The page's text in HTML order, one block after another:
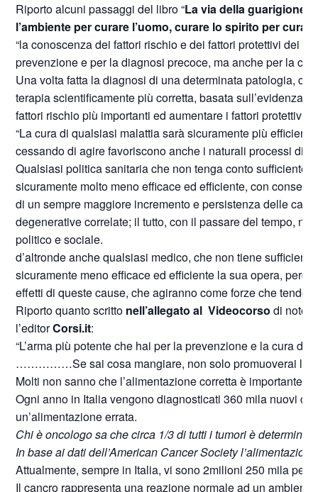
Riporto alcuni passaggi del libro “La via della guarigione
l’ambiente per curare l’uomo, curare lo spirito per
“la conoscenza dei fattori rischio e dei fattori protettivi dei
prevenzione e per la diagnosi precoce, ma anche per la
Una volta fatta la diagnosi di una determinata patologia,
terapia scientificamente più corretta, basata sull’evidenza
fattori rischio più importanti ed aumentare i fattori protettivi.
“La cura di qualsiasi malattia sarà sicuramente più
cessando di agire favoriscono anche i naturali processi di
Qualsiasi politica sanitaria che non tenga conto
sicuramente molto meno efficace ed efficiente, con
di un sempre maggiore incremento e persistenza delle
degenerative correlate; il tutto, con il passare del tempo,
politico e sociale.
d’altronde anche qualsiasi medico, che non tiene
sicuramente meno efficace ed efficiente la sua opera,
effetti di queste cause, che agiranno come forze che
Riporto quanto scritto nell’allegato al Videocorso di
l’editorCorsi.it:
“L’arma più potente che hai per la prevenzione e la cura
……………Se sai cosa mangiare, non solo promuoverai la
Molti non sanno che l’alimentazione corretta è importante
Ogni anno in Italia vengono diagnosticati 360 mila nuovi
un’alimentazione errata.
Chi è oncologo sa che circa 1/3 di tutti i tumori è
In base ai dati dell’American Cancer Society
Attualmente, sempre in Italia, vi sono 2milioni 250 mila
Il cancro rappresenta una reazione normale ad un